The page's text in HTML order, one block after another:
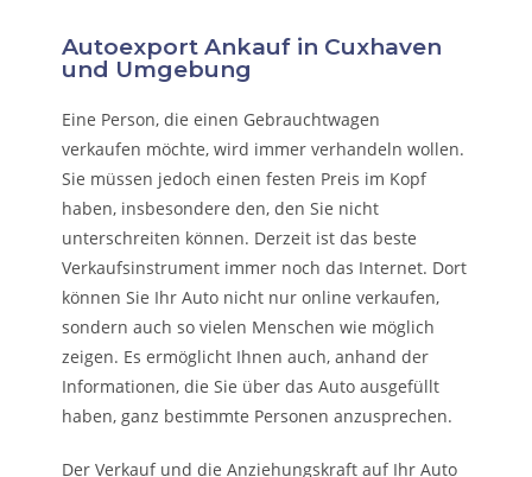
Autoexport Ankauf in Cuxhaven
und Umgebung
Eine Person, die einen Gebrauchtwagen
verkaufen möchte, wird immer verhandeln wollen.
Sie müssen jedoch einen festen Preis im Kopf
haben, insbesondere den, den Sie nicht
unterschreiten können. Derzeit ist das beste
Verkaufsinstrument immer noch das Internet. Dort
können Sie Ihr Auto nicht nur online verkaufen,
sondern auch so vielen Menschen wie möglich
zeigen. Es ermöglicht Ihnen auch, anhand der
Informationen, die Sie über das Auto ausgefüllt
haben, ganz bestimmte Personen anzusprechen.
Der Verkauf und die Anziehungskraft auf Ihr Auto